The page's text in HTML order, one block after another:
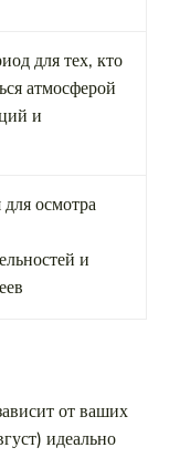
для тех, кто
атмосферой
и
осмотра
и
от ваших
идеально